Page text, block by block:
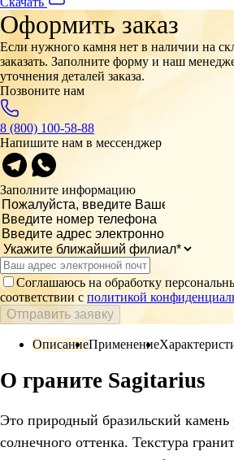
Оформить заказ
Если нужного камня нет в наличии на
заказать. Заполните форму и наш
уточнения деталей заказа.
Позвоните нам
8 (800) 100-58-88
Напишите нам в мессенджер
Заполните информацию
Соглашаюсь на обработку
соответствии с политикой
Отправить заявку
ОписаниеПрименение
О граните Sagitarius
Это природный бразильский камень
солнечного оттенка. Текстура